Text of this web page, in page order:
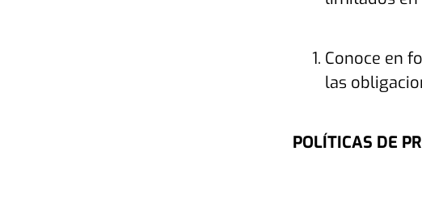
Conoce en
las
POLÍTICAS DE